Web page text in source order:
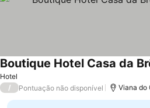
Hotel
Ver preços
/ Pontuação não disponível Viana do